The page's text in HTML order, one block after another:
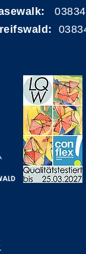
03834